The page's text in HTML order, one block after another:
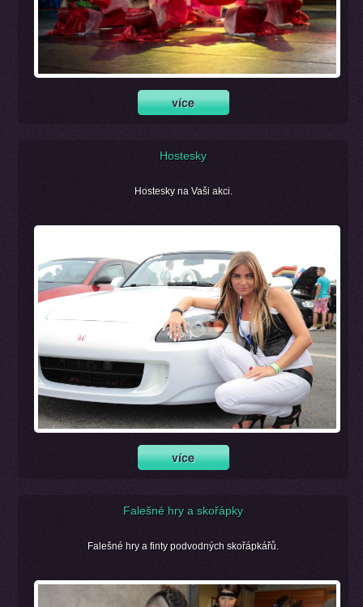
Hostesky
Hostesky na Vaši akci.
Falešné hry a skořápky
Falešné hry a finty podvodných skořápkářů.